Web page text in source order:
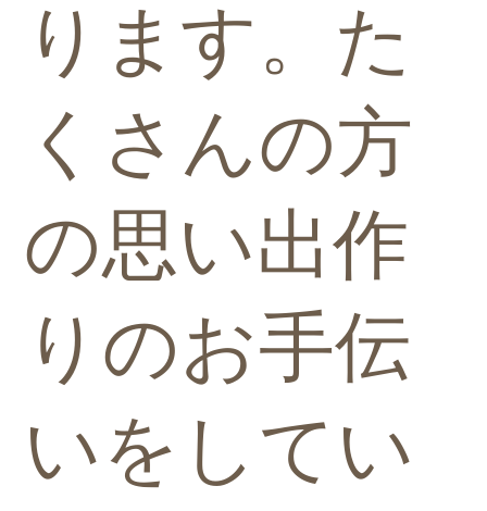
ります。た
くさんの方
の思い出作
りのお手伝
いをしてい